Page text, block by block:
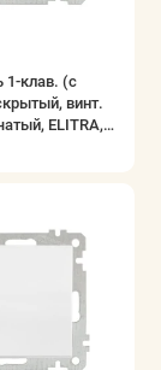
1-клав. (с
винт.
ELITRA,